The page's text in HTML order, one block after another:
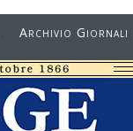
Archivio Giornali